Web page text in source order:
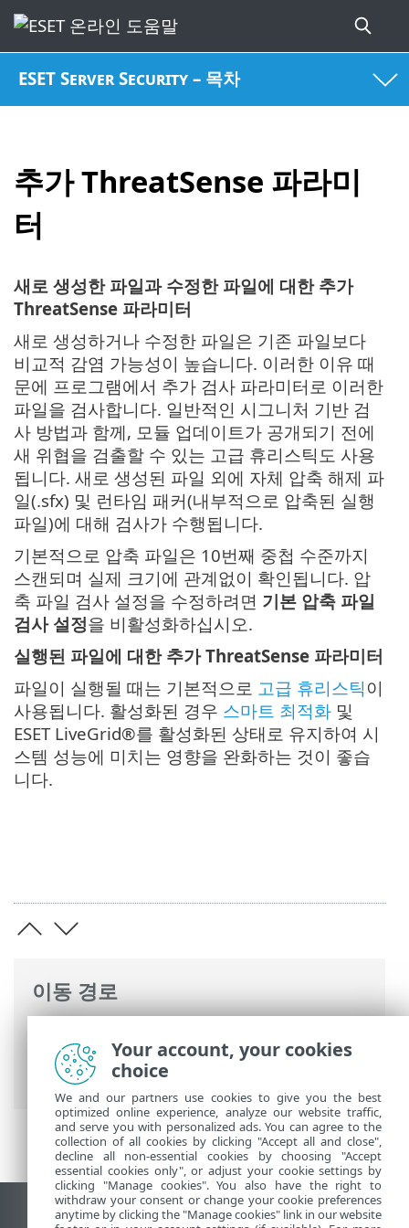
ESET Server Security – 목차
추가 ThreatSense 파라미
터
이동 경로
고급 설정>보호>실시간 파일 시스템 보
> 추가 ThreatSense 파라미터
새로 생성한 파일과 수정한 파일에 대한 추가
ThreatSense 파라미터
새로 생성하거나 수정한 파일은 기존 파일보다
비교적 감염 가능성이 높습니다. 이러한 이유 때
문에 프로그램에서 추가 검사 파라미터로 이러한
파일을 검사합니다. 일반적인 시그니처 기반 검
사 방법과 함께, 모듈 업데이트가 공개되기 전에
새 위협을 검출할 수 있는 고급 휴리스틱도 사용
됩니다. 새로 생성된 파일 외에 자체 압축 해제 파
일(.sfx) 및 런타임 패커(내부적으로 압축된 실행
파일)에 대해 검사가 수행됩니다.
기본적으로 압축 파일은 10번째 중첩 수준까지
스캔되며 실제 크기에 관계없이 확인됩니다. 압
축 파일 검사 설정을 수정하려면 기본 압축 파일
검사 설정을 비활성화하십시오.
실행된 파일에 대한 추가 ThreatSense 파라미터
파일이 실행될 때는 기본적으로 고급 휴리스틱 이
사용됩니다. 활성화된 경우 스마트 최적화 및
ESET LiveGrid®를 활성화된 상태로 유지하여 시
스템 성능에 미치는 영향을 완화하는 것이 좋습
니다.
데스크톱 사이트 보기
Your account, your cookies
choice
We and our partners use cookies to give you the best
optimized online experience, analyze our website traffic,
and serve you with personalized ads. You can agree to the
collection of all cookies by clicking "Accept all and close",
decline all non-essential cookies by choosing "Accept
essential cookies only", or adjust your cookie settings by
clicking "Manage cookies". You also have the right to
withdraw your consent or change your cookie preferences
anytime by clicking the "Manage cookies" link in our website